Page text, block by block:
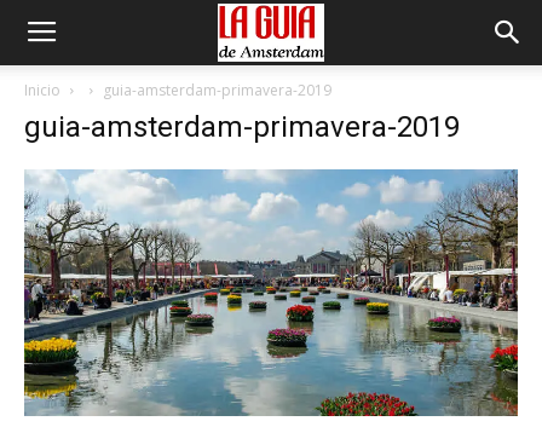
Inicio guia-amsterdam-primavera-2019
guia-amsterdam-primavera-2019